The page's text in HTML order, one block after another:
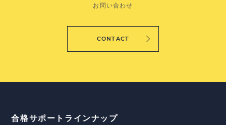
お問い合わせ
CONTACT
合格サポートラインナップ